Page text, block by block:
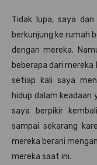
Tidak lupa, saya
berkunjung ke rumah
dengan mereka.
beberapa dari mereka
setiap kali saya
hidup dalam keadaan
saya berpikir
sampai sekarang
mereka berani
mereka saat ini.